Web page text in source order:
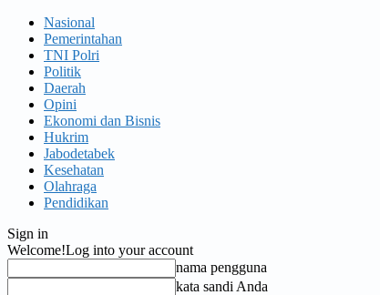
Nasional
Pemerintahan
TNI Polri
Politik
Daerah
Opini
Ekonomi dan Bisnis
Hukrim
Jabodetabek
Kesehatan
Olahraga
Pendidikan
Sign in
Welcome!Log into your account
nama pengguna
kata sandi Anda